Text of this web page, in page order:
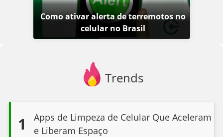
Como ativar alerta de terremotos no
celular no Brasil
Trends
1
Apps de Limpeza de Celular Que Aceleram
e Liberam Espaço